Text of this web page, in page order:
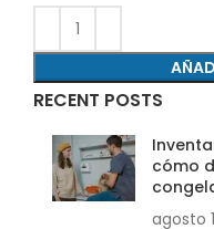
RECENT POSTS
cómo
agosto